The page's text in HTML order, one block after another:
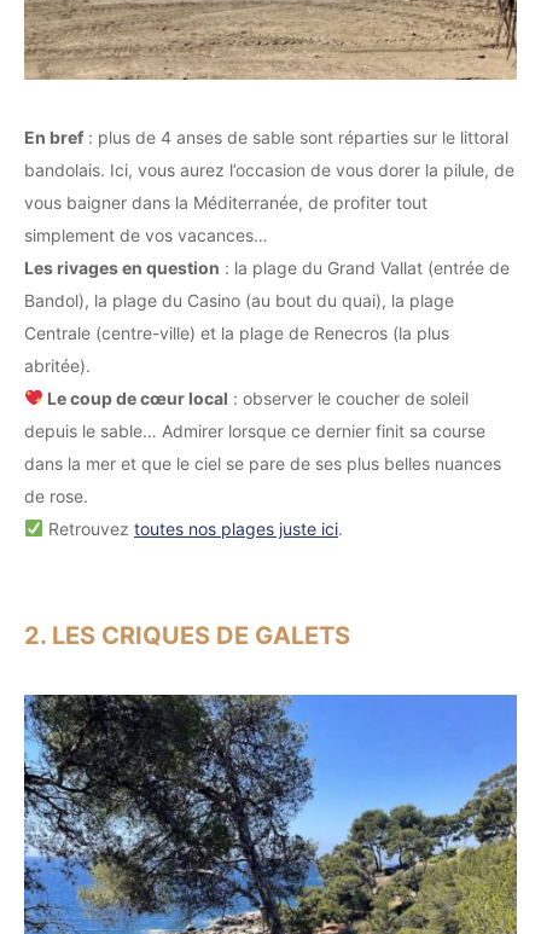
En bref : plus de 4 anses de sable sont réparties sur le littoral
bandolais. Ici, vous aurez l’occasion de vous dorer la pilule, de
vous baigner dans la Méditerranée, de profiter tout
simplement de vos vacances…
Les rivages en question : la plage du Grand Vallat (entrée de
Bandol), la plage du Casino (au bout du quai), la plage
Centrale (centre-ville) et la plage de Renecros (la plus
abritée).
Le coup de cœur local : observer le coucher de soleil
depuis le sable… Admirer lorsque ce dernier finit sa course
dans la mer et que le ciel se pare de ses plus belles nuances
de rose.
Retrouvez toutes nos plages juste ici.
2. LES CRIQUES DE GALETS